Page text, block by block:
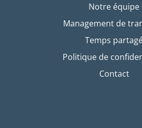
Notre équipe
Management de
Temps
Politique de
Contact